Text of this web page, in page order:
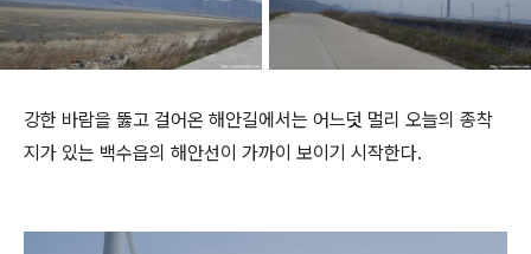
강한 바람을 뚫고 걸어온 해안길에서는 어느덧 멀리 오늘의 종착
지가 있는 백수읍의 해안선이 가까이 보이기 시작한다.